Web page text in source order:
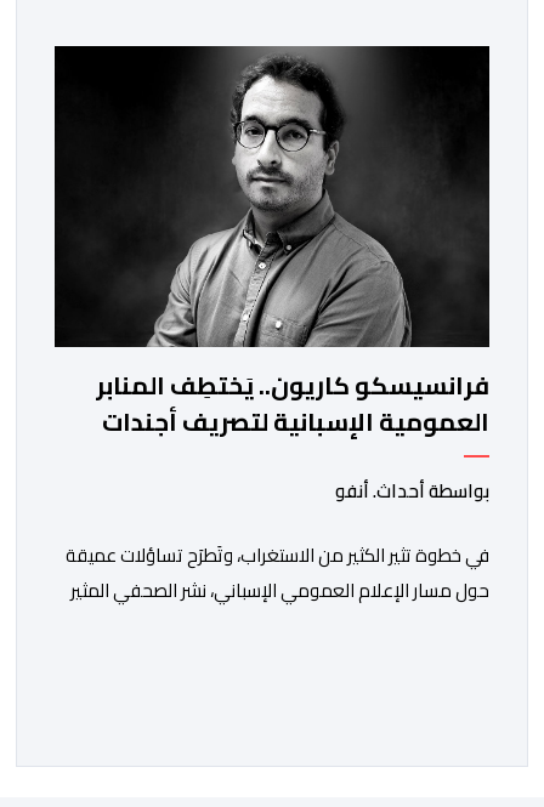
والعيون والدار البيضاء وبني ملال وابن جرير وطنجة وأصيلة،
وذلك في إطار دينامية داخلية تهدف لضخ دماء جديدة
والاستعانة بكفاءات أمنية شابة ومتمرسة، […]
فرانسيسكو كاريون.. يَختطِف المنابر
العمومية الإسبانية لتصريف أجندات
معادية للمغرب
بواسطة أحداث. أنفو
في خطوة تثير الكثير من الاستغراب، وتَطرَح تساؤلات عميقة
حول مسار الإعلام العمومي الإسباني، نشر الصحفي المثير
الاجتماعية”، يُمثِّل خروجاً غير مألوف عن الخط التحريري